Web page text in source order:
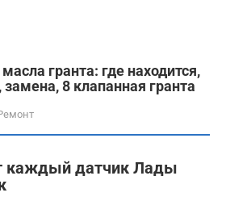
гранта: где находится,
замена, 8 клапанная гранта
каждый датчик Лады